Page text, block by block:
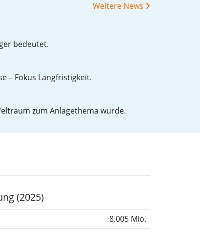
Weitere News
bedeutet.
– Fokus Langfristigkeit.
zum Anlagethema wurde.
(2025)
8.005 Mio.